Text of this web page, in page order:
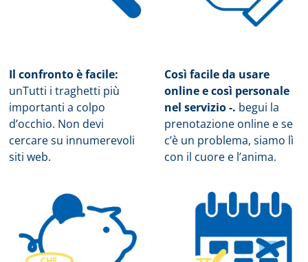
Il confronto è facile:
unTutti i traghetti più
importanti a colpo
d’occhio. Non devi
cercare su innumerevoli
siti web.
Così facile da usare
online e così personale
nel servizio -. begui la
prenotazione online e se
c’è un problema, siamo lì
con il cuore e l’anima.